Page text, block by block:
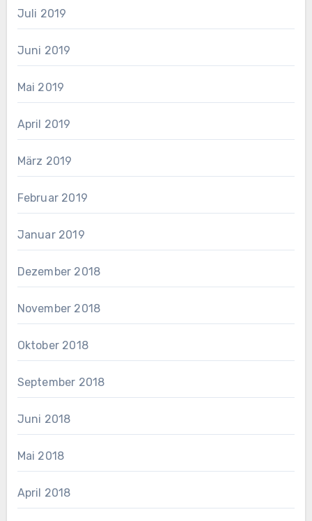
Juli 2019
Juni 2019
Mai 2019
April 2019
März 2019
Februar 2019
Januar 2019
Dezember 2018
November 2018
Oktober 2018
September 2018
Juni 2018
Mai 2018
April 2018